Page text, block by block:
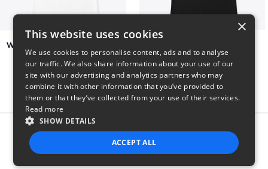
We Stand With Charlie Kirk
$7 $41
Report this product
×
This website uses cookies
We use cookies to personalise content, ads and to analyse
our traffic. We also share information about your use of our
site with our advertising and analytics partners who may
combine it with other information that you’ve provided to
them or that they’ve collected from your use of their services.
Read more
SHOW DETAILS
ACCEPT ALL